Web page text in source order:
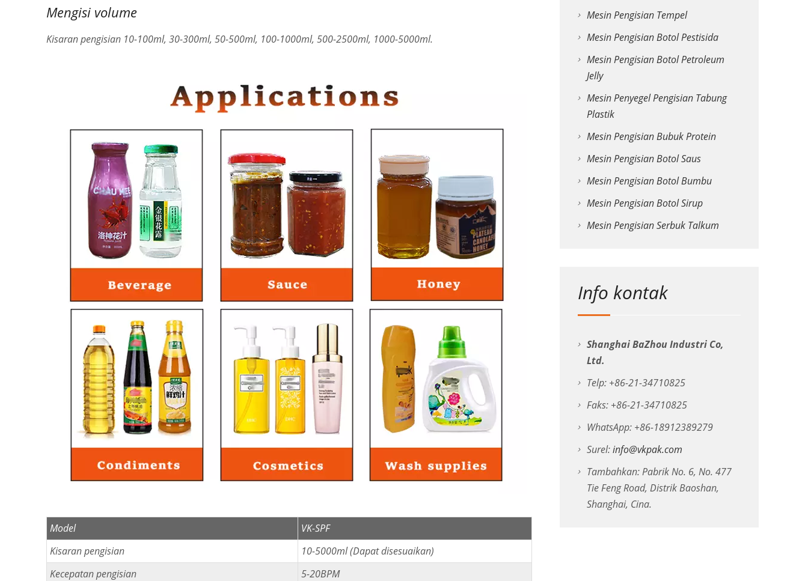
Mengisi volume
Kisaran pengisian 10-100ml, 30-300ml, 50-500ml, 100-1000ml, 500-2500ml, 1000-5000ml.
Model
VK-SPF
Kisaran pengisian
10-5000ml (Dapat disesuaikan)
Kecepatan pengisian
5-20BPM
Mesin Pengisian Tempel
Mesin Pengisian Botol Pestisida
Mesin Pengisian Botol Petroleum
Jelly
Mesin Penyegel Pengisian Tabung
Plastik
Mesin Pengisian Bubuk Protein
Mesin Pengisian Botol Saus
Mesin Pengisian Botol Bumbu
Mesin Pengisian Botol Sirup
Mesin Pengisian Serbuk Talkum
Info kontak
Shanghai BaZhou Industri Co,
Ltd.
Telp: +86-21-34710825
Faks: +86-21-34710825
WhatsApp: +86-18912389279
Surel:info@vkpak.com
Tambahkan: Pabrik No. 6, No. 477
Tie Feng Road, Distrik Baoshan,
Shanghai, Cina.